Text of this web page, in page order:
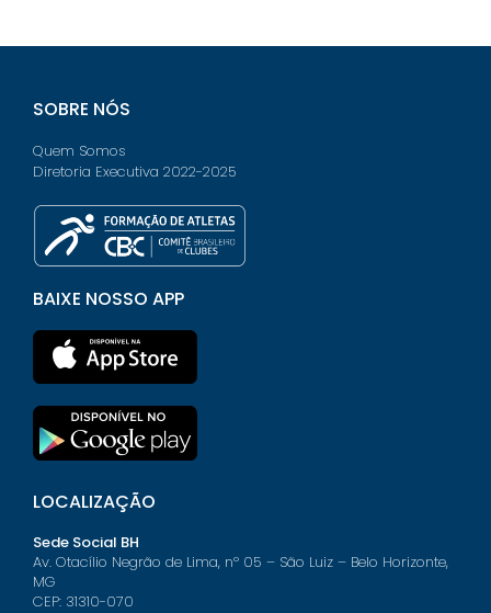
SOBRE NÓS
Quem Somos
Diretoria Executiva 2022-2025
BAIXE NOSSO APP
LOCALIZAÇÃO
Sede Social BH
Av. Otacílio Negrão de Lima, nº 05 – São Luiz – Belo Horizonte,
MG
CEP: 31310-070